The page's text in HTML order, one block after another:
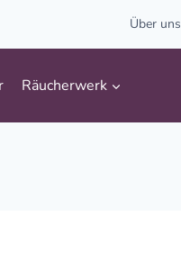
Über uns
Räucherwerk